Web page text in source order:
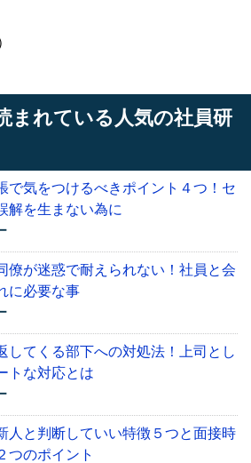
まれている人気の社員研
で気をつけるべきポイント４つ！セ
解を生まない為に
僚が迷惑で耐えられない！社員と会
に必要な事
してくる部下への対処法！上司とし
トな対応とは
人と判断していい特徴５つと面接時
つのポイント